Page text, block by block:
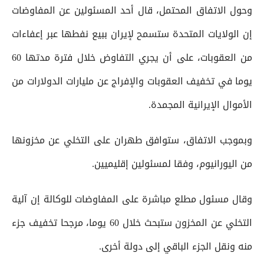
وحول الاتفاق المحتمل، قال أحد المسئولين عن المفاوضات
إن الولايات المتحدة ستسمح لإيران ببيع نفطها عبر إعفاءات
من العقوبات، على أن يجري التفاوض خلال فترة مدتها 60
يوما في تخفيف العقوبات والإفراج عن مليارات الدولارات من
الأموال الإيرانية المجمدة.
وبموجب الاتفاق، ستوافق طهران على التخلي عن مخزونها
من اليورانيوم، وفقا لمسئولين إقليميين.
وقال مسئول مطلع مباشرة على المفاوضات للوكالة إن آلية
التخلي عن المخزون ستبحث خلال 60 يوما، مرجحا تخفيف جزء
منه ونقل الجزء الباقي إلى دولة أخرى.